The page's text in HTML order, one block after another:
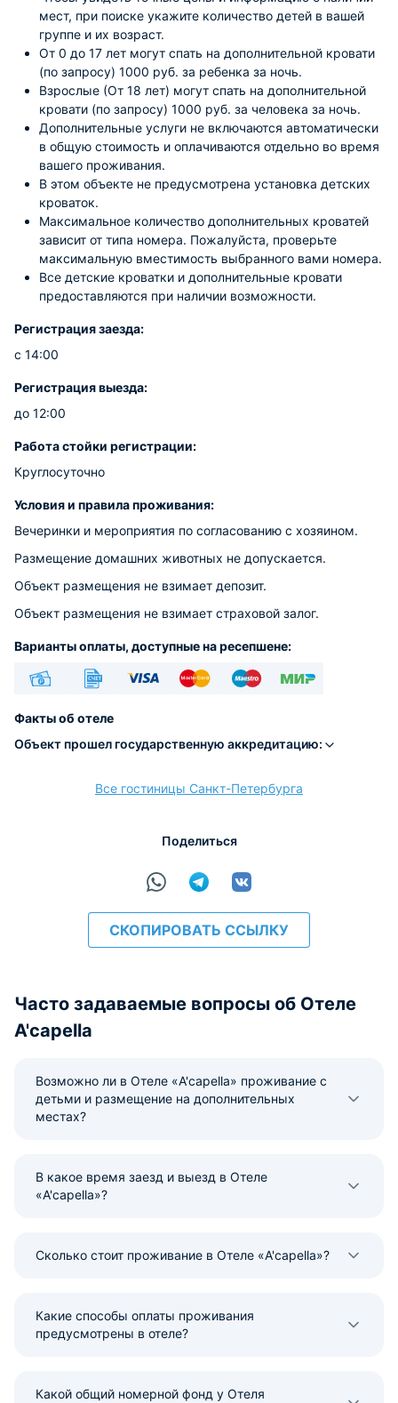
мест, при поиске укажите количество детей в вашей
группе и их возраст.
От 0 до 17 лет могут спать на дополнительной кровати
(по запросу) 1000 руб. за ребенка за ночь.
Взрослые (От 18 лет) могут спать на дополнительной
кровати (по запросу) 1000 руб. за человека за ночь.
Дополнительные услуги не включаются автоматически
в общую стоимость и оплачиваются отдельно во время
вашего проживания.
В этом объекте не предусмотрена установка детских
кроваток.
Максимальное количество дополнительных кроватей
зависит от типа номера. Пожалуйста, проверьте
максимальную вместимость выбранного вами номера.
Все детские кроватки и дополнительные кровати
предоставляются при наличии возможности.
Регистрация заезда:
с 14:00
Регистрация выезда:
до 12:00
Работа стойки регистрации:
Круглосуточно
Условия и правила проживания:
Вечеринки и мероприятия по согласованию с хозяином.
Размещение домашних животных не допускается.
Объект размещения не взимает депозит.
Объект размещения не взимает страховой залог.
Варианты оплаты, доступные на ресепшене:
расчёт
Факты об отеле
Объект прошел государственную аккредитацию:
Все гостиницы Санкт-Петербурга
Поделиться
СКОПИРОВАТЬ ССЫЛКУ
Часто задаваемые вопросы об Отеле
A'capella
Возможно ли в Отеле «A'capella» проживание с
детьми и размещение на дополнительных
местах?
В какое время заезд и выезд в Отеле
«A'capella»?
Сколько стоит проживание в Отеле «A'capella»?
Какие способы оплаты проживания
предусмотрены в отеле?
Какой общий номерной фонд у Отеля